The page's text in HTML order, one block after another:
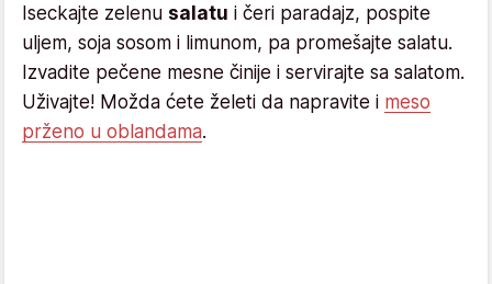
Iseckajte zelenu salatu i čeri paradajz, pospite
uljem, soja sosom i limunom, pa promešajte salatu.
Izvadite pečene mesne činije i servirajte sa salatom.
Uživajte! Možda ćete želeti da napravite i meso
prženo u oblandama.